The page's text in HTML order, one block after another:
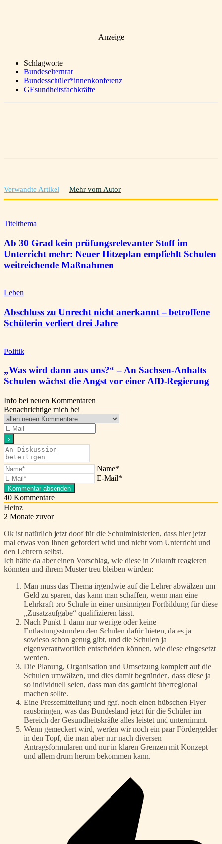
Anzeige
Schlagworte
Bundeselternrat
Bundesschüler*innenkonferenz
GEsundheitsfachkräfte
Verwandte Artikel Mehr vom Autor
Titelthema
Ab 30 Grad kein prüfungsrelevanter Stoff im
Unterricht mehr: Neuer Hitzeplan empfiehlt Schulen
weitreichende Maßnahmen
Leben
Abschluss zu Unrecht nicht anerkannt – betroffene
Schülerin verliert drei Jahre
Politik
„Was wird dann aus uns?“ – An Sachsen-Anhalts
Schulen wächst die Angst vor einer AfD-Regierung
Info bei neuen Kommentaren
Benachrichtige mich bei
Name*
E-Mail*
40 Kommentare
Heinz
2 Monate zuvor
Ok ist natürlich jetzt doof für die Schulministerien, dass hier jetzt
mal etwas von Ihnen gefordert wird und nicht vom Unterricht und
den Lehrern selbst.
Ich hätte da aber einen Vorschlag, wie diese in Zukunft reagieren
könnten und ihrem Muster treu bleiben würden:
Man muss das Thema irgendwie auf die Lehrer abwälzen um
Geld zu sparen, das kann man schaffen, wenn man eine
Lehrkraft pro Schule in einer unsinnigen Fortbildung für diese
„Zusatzaufgabe“ qualifizieren lässt.
Nach Punkt 1 dann nur wenige oder keine
Entlastungsstunden den Schulen dafür bieten, da es ja
sowieso schon genug gibt, und die Schulen ja
eigenverantwortlich entscheiden können, wie diese eingesetzt
werden.
Die Planung, Organisation und Umsetzung komplett auf die
Schulen umwälzen, und dies damit begründen, dass diese ja
so individuell seien, dass man das garnicht überregional
machen sollte.
Eine Pressemitteilung und ggf. noch einen hübschen Flyer
rausbringen, was das Bundesland jetzt für die Schüler im
Bereich der Gesundheitskräfte alles leistet und unternimmt.
Wenn gemeckert wird, werfen wir noch ein paar Fördergelder
in den Topf, die man aber nur nach diversen
Antragsformularen und nur in klaren Grenzen mit Konzept
und allem drum herum bekommen kann.